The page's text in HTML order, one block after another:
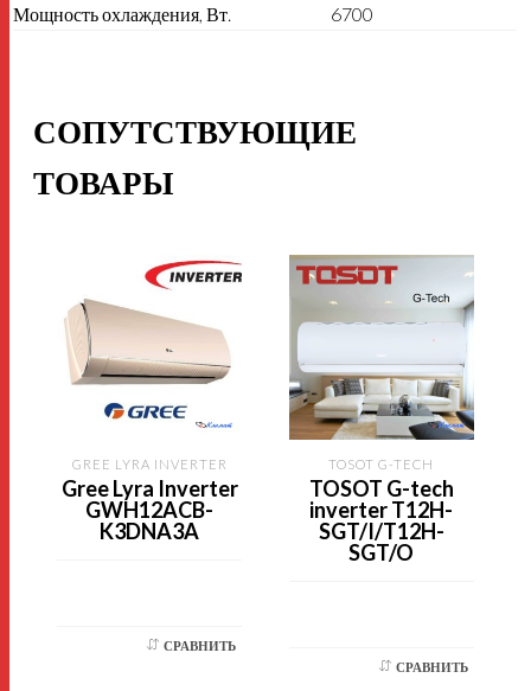
Мощность охлаждения, Вт.
6700
СОПУТСТВУЮЩИЕ
ТОВАРЫ
GREE LYRA INVERTER
Gree Lyra Inverter
GWH12ACB-
K3DNA3A
СРАВНИТЬ
TOSOT G-TECH
TOSOT G-tech
inverter T12H-
SGT/I/T12H-
SGT/O
СРАВНИТЬ